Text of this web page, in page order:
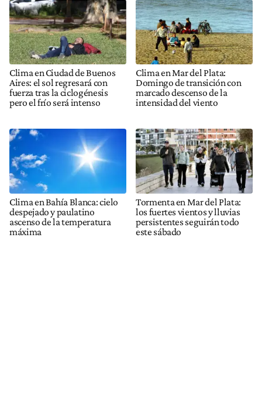
Clima en Ciudad de Buenos
Aires: el sol regresará con
fuerza tras la ciclogénesis
pero el frío será intenso
Clima en Mar del Plata:
Domingo de transición con
marcado descenso de la
intensidad del viento
Clima en Bahía Blanca: cielo
despejado y paulatino
ascenso de la temperatura
máxima
Tormenta en Mar del Plata:
los fuertes vientos y lluvias
persistentes seguirán todo
este sábado